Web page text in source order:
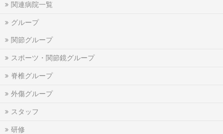
関連病院一覧
グループ
関節グループ
スポーツ・関節鏡グループ
脊椎グループ
外傷グループ
スタッフ
研修